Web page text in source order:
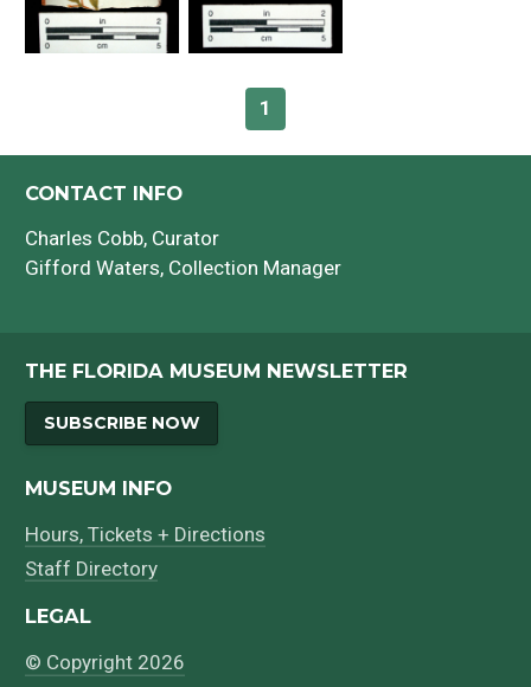
1
CONTACT INFO
Charles Cobb, Curator
Gifford Waters, Collection Manager
THE FLORIDA MUSEUM NEWSLETTER
SUBSCRIBE NOW
MUSEUM INFO
Hours, Tickets + Directions
Staff Directory
LEGAL
© Copyright 2026